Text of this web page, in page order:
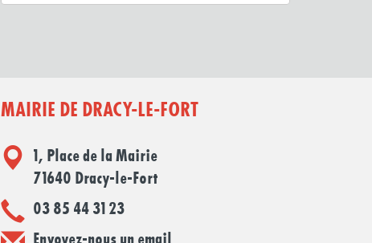
MAIRIE DE DRACY-LE-FORT
1, Place de la Mairie
71640 Dracy-le-Fort
03 85 44 31 23
Envoyez-nous un email